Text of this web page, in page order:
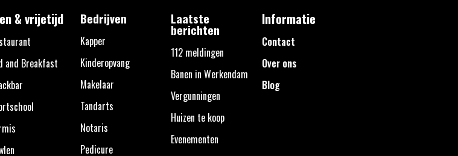
& vrijetijd
and Breakfast
Bedrijven
Kapper
Kinderopvang
Makelaar
Tandarts
Notaris
Pedicure
Laatste
berichten
112 meldingen
Banen in Werkendam
Vergunningen
Huizen te koop
Evenementen
Informatie
Contact
Over ons
Blog